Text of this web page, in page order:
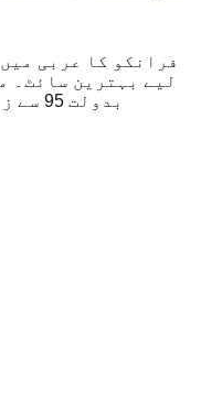
فرانکو کا عربی
لیے بہترین سائٹ۔
بدولت 95 سے زیادہ زبانوں کو سپورٹ کرتا ہے۔